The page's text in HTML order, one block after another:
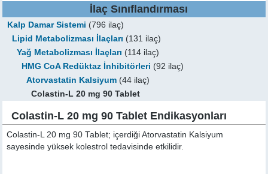
İlaç Sınıflandırması
Kalp Damar Sistemi (796 ilaç)
Lipid Metabolizması İlaçları (131 ilaç)
Yağ Metabolizması İlaçları (114 ilaç)
HMG CoA Redüktaz İnhibitörleri (92 ilaç)
Atorvastatin Kalsiyum (44 ilaç)
Colastin-L 20 mg 90 Tablet
Colastin-L 20 mg 90 Tablet Endikasyonları
Colastin-L 20 mg 90 Tablet; içerdiği Atorvastatin Kalsiyum
sayesinde yüksek kolestrol tedavisinde etkilidir.